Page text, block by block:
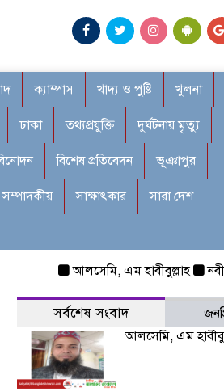
ক্যাম্পাস খাদ্য ও পুষ্টি খুলনা
ঢাকা তথ্যপ্রযুক্তি দুর্ঘটনায় মৃত্যু
বিশেষ প্রতিবেদন ভূঞাপুর
সম্পাদকীয় সাক্ষাৎকার সারা দেশ
আলসেমি, এম হাবীবুল্লাহ
সর্বশেষ সংবাদ
আলসেমি, এম